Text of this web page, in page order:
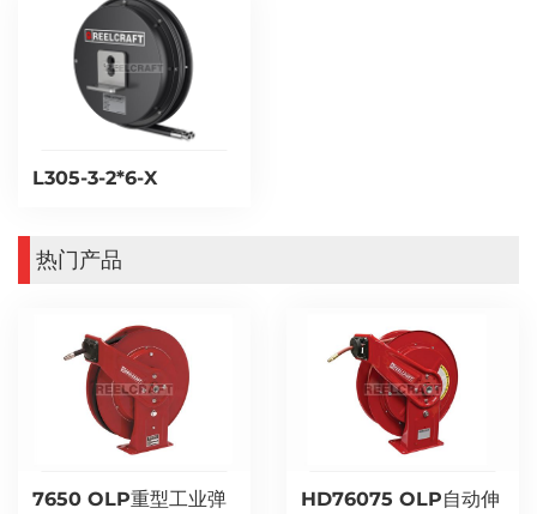
L305-3-2*6-X
热门产品
7650 OLP重型工业弹
HD76075 OLP自动伸